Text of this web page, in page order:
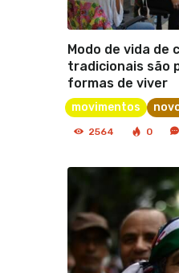
Modo de vida de
tradicionais são
formas de viver
movimentos
2564 0